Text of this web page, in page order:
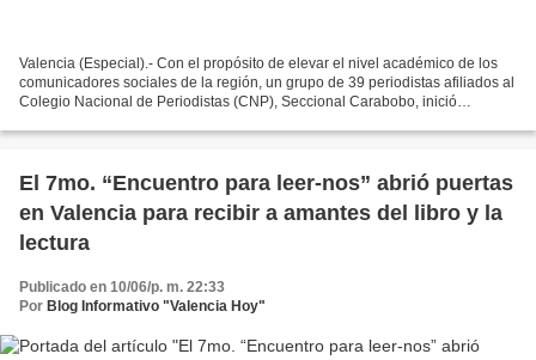
Valencia (Especial).- Con el propósito de elevar el nivel académico de los
comunicadores sociales de la región, un grupo de 39 periodistas afiliados al
Colegio Nacional de Periodistas (CNP), Seccional Carabobo, inició
El 7mo. “Encuentro para leer-nos” abrió puertas
en Valencia para recibir a amantes del libro y la
lectura
Publicado en 10/06/p. m. 22:33
Por Blog Informativo "Valencia Hoy"